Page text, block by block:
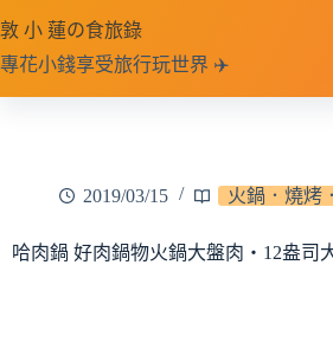
至
主
要
敦 小 蓮の食旅錄
專花小錢享受旅行玩世界 ✈️
2019/03/15 火鍋．燒烤
哈肉鍋 好肉鍋物火鍋大盤肉‧12盎司